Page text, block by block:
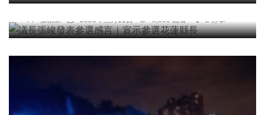
議長張峻發表參選感言｜宣示參選花蓮縣長
張柏東 2026年三月11日 8,369 觀看 2 分享